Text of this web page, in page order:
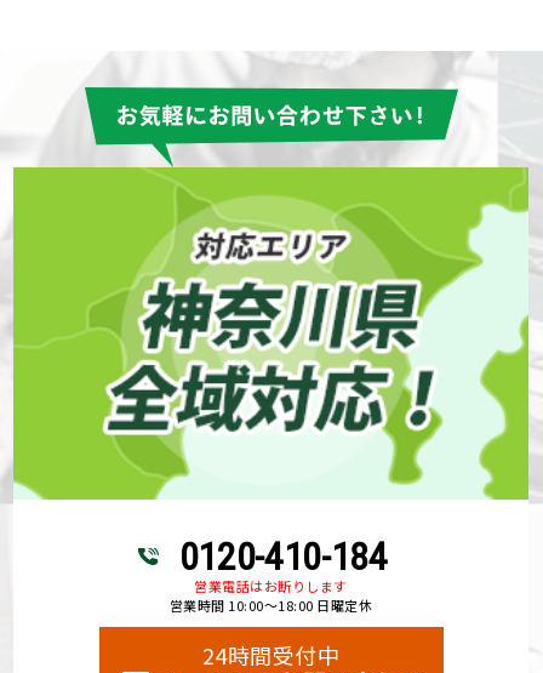
0120-410-184
営業電話はお断りします
営業時間 10:00～18:00 日曜定休
24時間受付中